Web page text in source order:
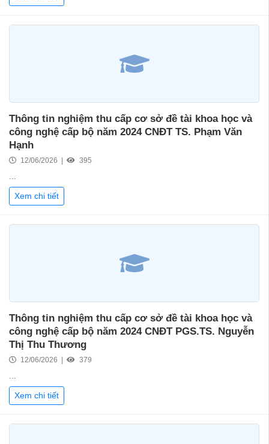
Thông tin nghiệm thu cấp cơ sở đề tài khoa học và
công nghệ cấp bộ năm 2024 CNĐT TS. Phạm Văn
Hạnh
12/06/2026 | 395
...
Xem chi tiết
Thông tin nghiệm thu cấp cơ sở đề tài khoa học và
công nghệ cấp bộ năm 2024 CNĐT PGS.TS. Nguyễn
Thị Thu Thương
12/06/2026 | 379
...
Xem chi tiết